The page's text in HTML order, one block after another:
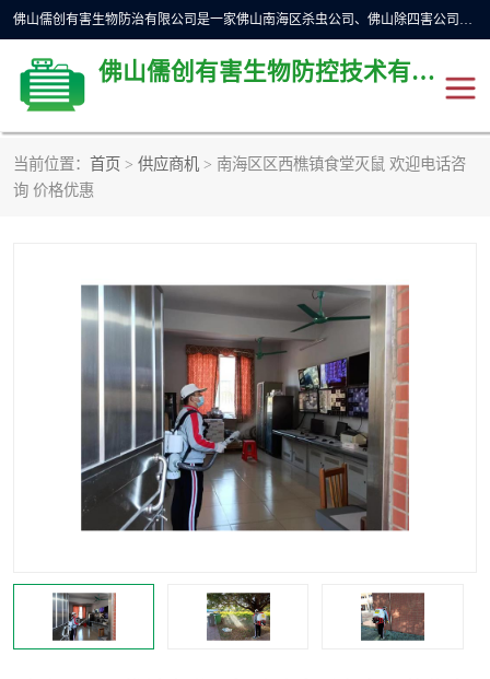
佛山儒创有害生物防治有限公司是一家佛山南海区杀虫公司、佛山除四害公司、佛山灭白蚁公司、佛山白蚁防治公司，让您远离虫害困扰。要问佛山白蚁防治哪家好？佛山儒创有害生物防治有限公司全佛山、广州，正规公司，上门勘查，可靠，售后有保障。
佛山儒创有害生物防控技术有限公司
当前位置： 首页 > 供应商机 > 南海区区西樵镇食堂灭鼠 欢迎电话咨
询 价格优惠
除四害公司
佛山灭白蚁公司 佛山杀虫公司
佛山除四害公司 灭鼠
消杀
灭跳蚤
灭蚊虫 灭蟑螂
害虫防治 灭杀害虫